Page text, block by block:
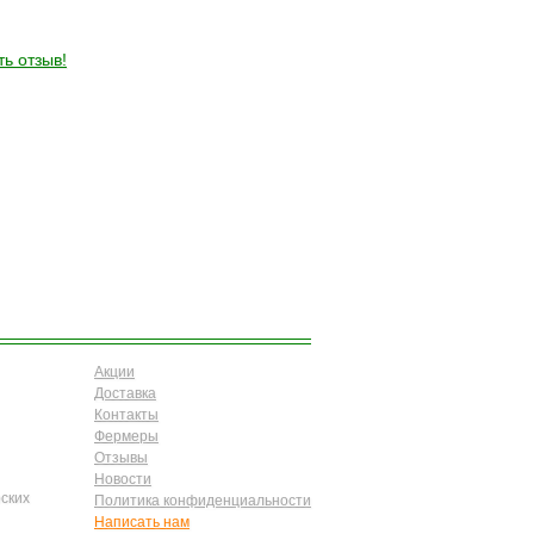
отзыв!
Акции
Доставка
Контакты
Фермеры
Отзывы
Новости
Политика конфиденциальности
Написать нам